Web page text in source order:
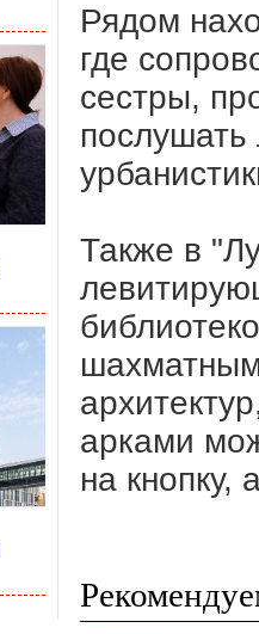
Рядом
где
сестры,
послушать
Также в
арками
на кнопку,